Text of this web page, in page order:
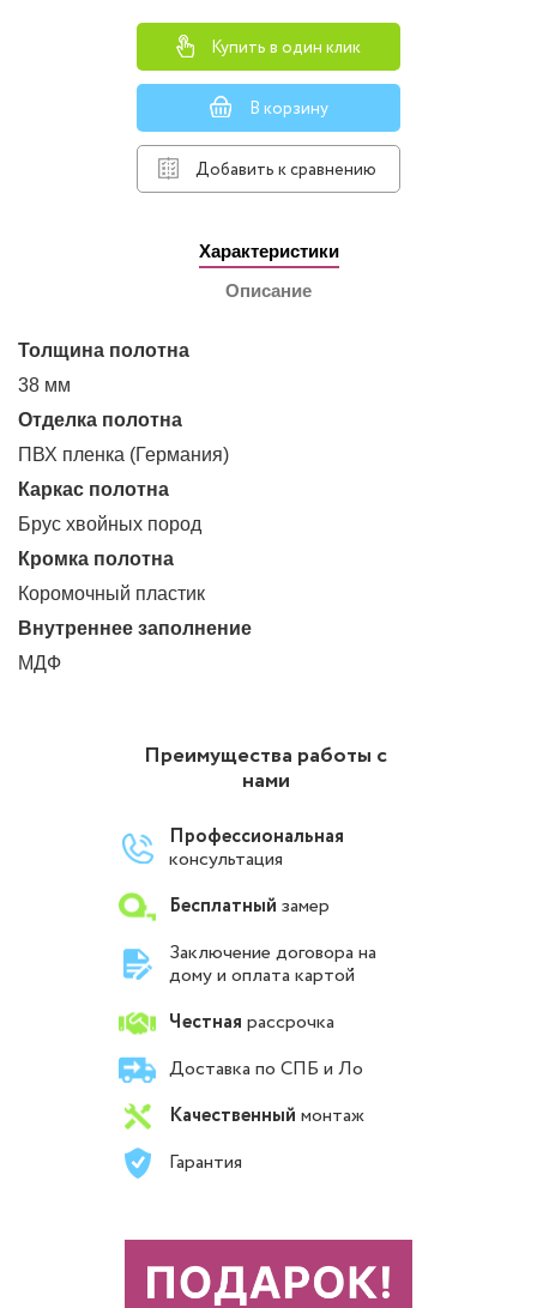
Купить в один клик
В корзину
Добавить к сравнению
Характеристики
Описание
Толщина полотна
38 мм
Отделка полотна
ПВХ пленка (Германия)
Каркас полотна
Брус хвойных пород
Кромка полотна
Коромочный пластик
Внутреннее заполнение
МДФ
Преимущества работы с
нами
Профессиональная
консультация
Бесплатный замер
Заключение договора на
дому и оплата картой
Честная рассрочка
Доставка по СПБ и Ло
Качественный монтаж
Гарантия